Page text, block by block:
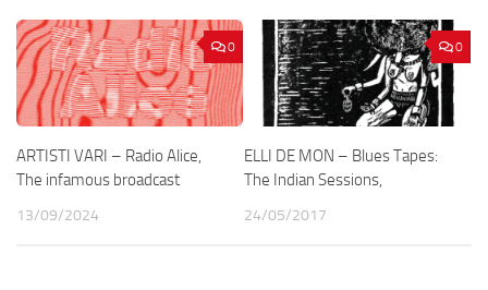
0
ARTISTI VARI – Radio Alice,
The infamous broadcast
13/09/2024
0
ELLI DE MON – Blues Tapes:
The Indian Sessions,
24/05/2017